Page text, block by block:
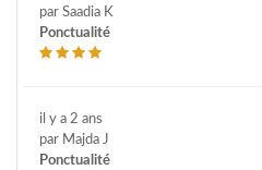
par Saadia K
Ponctualité
il y a 2 ans
par Majda J
Ponctualité